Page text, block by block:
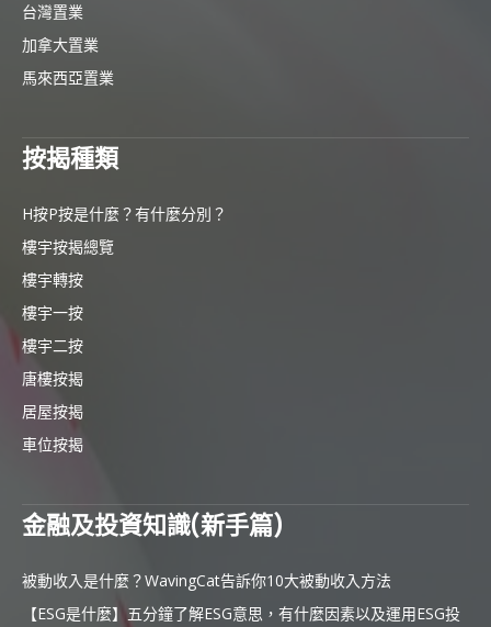
台灣置業
加拿大置業
馬來西亞置業
按揭種類
H按P按是什麼？有什麼分別？
樓宇按揭總覽
樓宇轉按
樓宇一按
樓宇二按
唐樓按揭
居屋按揭
車位按揭
金融及投資知識(新手篇)
被動收入是什麼？WavingCat告訴你10大被動收入方法
【ESG是什麼】五分鐘了解ESG意思，有什麼因素以及運用ESG投